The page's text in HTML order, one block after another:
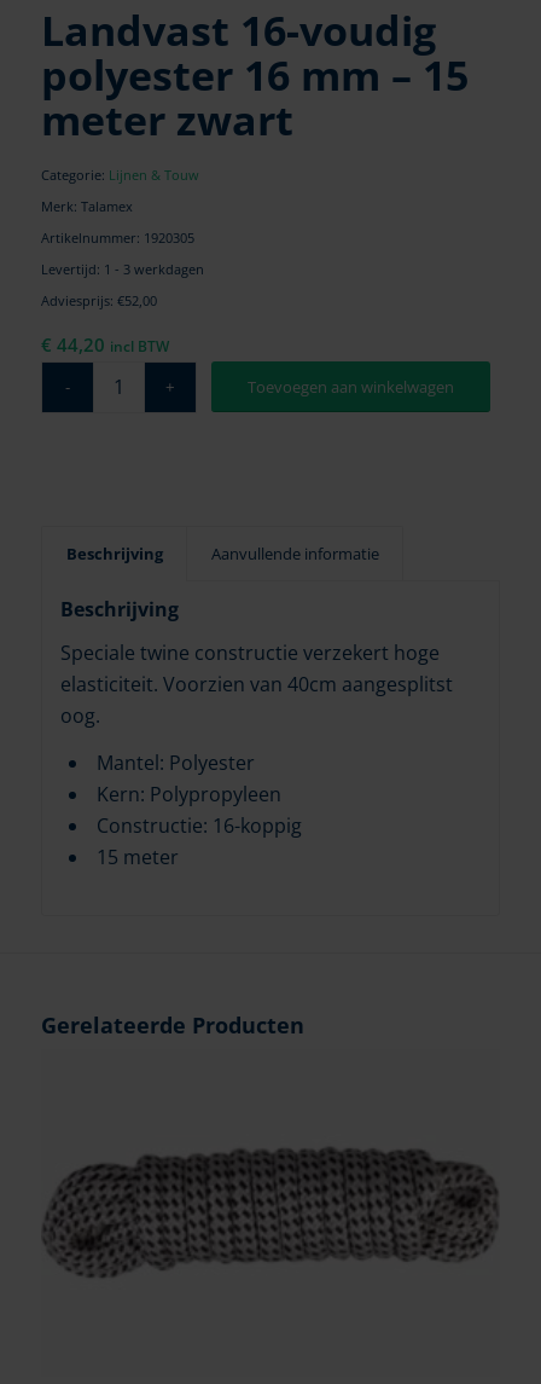
Landvast 16-voudig
polyester 16 mm – 15
meter zwart
Categorie: Lijnen & Touw
Merk: Talamex
Artikelnummer: 1920305
Levertijd: 1 - 3 werkdagen
Adviesprijs: €52,00
€ 44,20 incl BTW
Toevoegen aan winkelwagen
Beschrijving Aanvullende informatie
Beschrijving
Speciale twine constructie verzekert hoge
elasticiteit. Voorzien van 40cm aangesplitst
oog.
Mantel: Polyester
Kern: Polypropyleen
Constructie: 16-koppig
15 meter
Gerelateerde Producten